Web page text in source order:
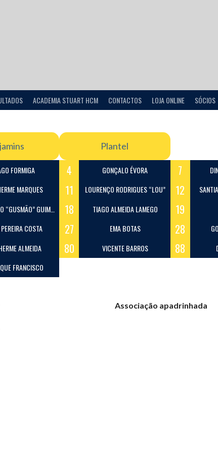
ACADEMIA STUART HCM CONTACTOS LOJA ONLINE SÓCIOS
Plantel
FORMIGA 4 GONÇALO ÉVORA 7
MARQUES 11 LOURENÇO RODRIGUES “LOU” 12
GUIMARÃES 18 TIAGO ALMEIDA LAMEGO 19
COSTA 27 EMA BOTAS 28
ALMEIDA 80 VICENTE BARROS 88
FRANCISCO
Associação apadrinhada